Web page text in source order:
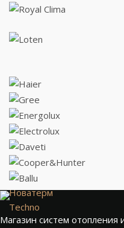
Новатерм
Techno
Магазин систем